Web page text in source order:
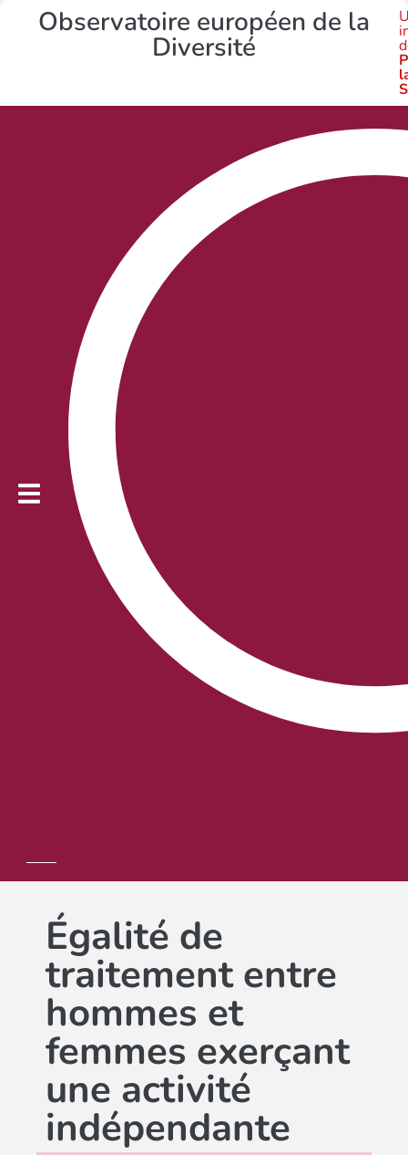
Observatoire européen de la
Diversité
Égalité de
traitement entre
hommes et
femmes exerçant
une activité
indépendante